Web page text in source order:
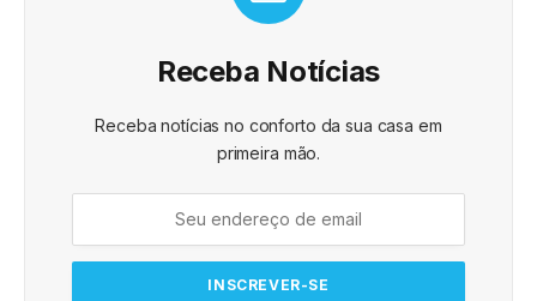
Receba Notícias
Receba notícias no conforto da sua casa em
primeira mão.